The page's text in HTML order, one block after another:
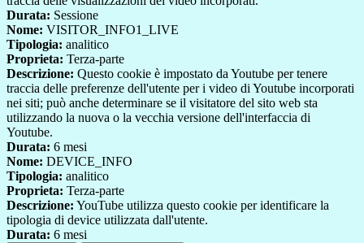
Durata: Sessione
Nome: VISITOR_INFO1_LIVE
Tipologia: analitico
Proprieta: Terza-parte
Descrizione: Questo cookie è impostato da Youtube per tenere
traccia delle preferenze dell'utente per i video di Youtube incorporati
nei siti; può anche determinare se il visitatore del sito web sta
utilizzando la nuova o la vecchia versione dell'interfaccia di
Youtube.
Durata: 6 mesi
Nome: DEVICE_INFO
Tipologia: analitico
Proprieta: Terza-parte
Descrizione: YouTube utilizza questo cookie per identificare la
tipologia di device utilizzata dall'utente.
Durata: 6 mesi